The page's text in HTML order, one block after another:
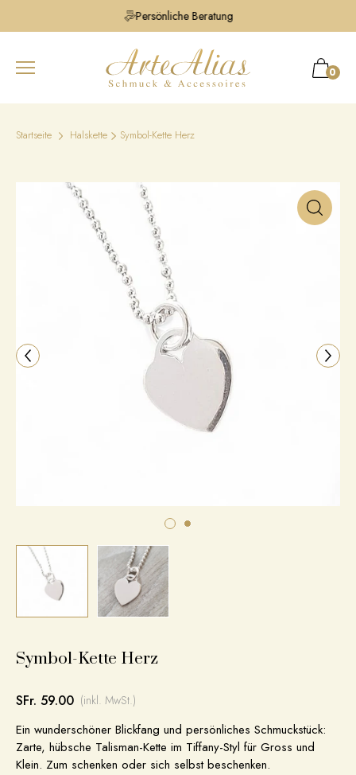
Persönliche Beratung
0
Startseite Halskette Symbol-Kette Herz
Symbol-Kette Herz
SFr. 59.00 (inkl. MwSt.)
Ein wunderschöner Blickfang und persönliches Schmuckstück:
Zarte, hübsche Talisman-Kette im Tiffany-Styl für Gross und
Klein. Zum schenken oder sich selbst beschenken.